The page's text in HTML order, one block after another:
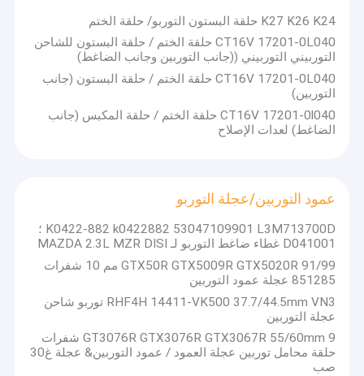
K27 K26 K24 حلقة البستون التوربو/ حلقة الختم
CT16V 17201-0L040 حلقة الختم / حلقة البستون للشاحن
التوربيني التوربيني ((جانب التوربين وجانب الضاغط)
CT16V 17201-0L040 حلقة الختم / حلقة البستون (جانب
التوربين)
CT16V 17201-0l040 حلقة الختم / حلقة المكبس (جانب
الضاغط) لعدات الإصلاح
عمود التوربين/عجلة التوربو
K0422-882 k0422882 53047109901 L3M713700D ؛
D041001 غطاء ضاغط التوربو لـ MAZDA 2.3L MZR DISI
GTX50R GTX5009R GTX5020R 91/99 مم 10 شفرات
851285 عجلة عمود التوربين
RHF4H 14411-VK500 37.7/44.5mm VN3 توربو شاحن
عجلة التوربين
GT3076R GTX3076R GTX3067R 55/60mm 9 شفرات
حلقة محامل توربين عجلة العمود / عمود التوربين& عجلة غ30
صب